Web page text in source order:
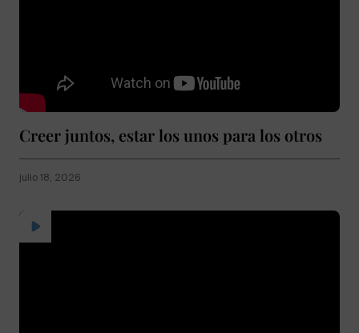
Creer juntos, estar los unos para los otros
julio 18, 2026